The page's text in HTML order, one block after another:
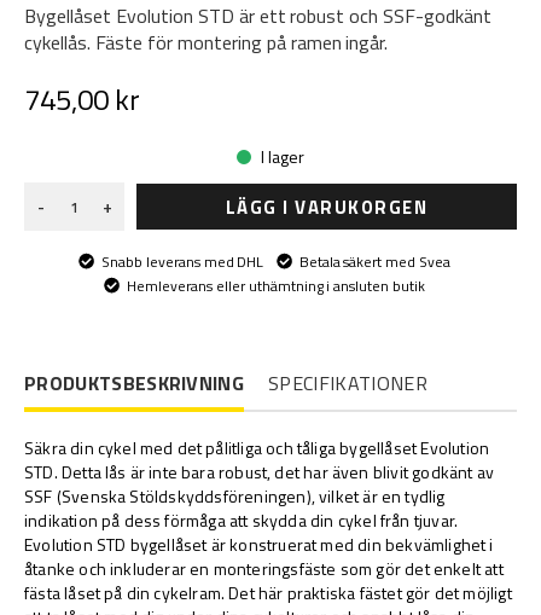
Bygellåset Evolution STD är ett robust och SSF-godkänt
cykellås. Fäste för montering på ramen ingår.
745,00 kr
I lager
-
+ LÄGG I VARUKORGEN
Snabb leverans med DHL
Betala säkert med Svea
Hemleverans eller uthämtning i ansluten butik
PRODUKTSBESKRIVNING SPECIFIKATIONER
Säkra din cykel med det pålitliga och tåliga bygellåset Evolution
STD. Detta lås är inte bara robust, det har även blivit godkänt av
SSF (Svenska Stöldskyddsföreningen), vilket är en tydlig
indikation på dess förmåga att skydda din cykel från tjuvar.
Evolution STD bygellåset är konstruerat med din bekvämlighet i
åtanke och inkluderar en monteringsfäste som gör det enkelt att
fästa låset på din cykelram. Det här praktiska fästet gör det möjligt